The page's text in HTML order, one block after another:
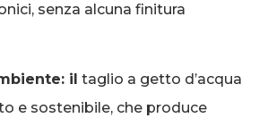
senza alcuna finitura
il taglio a getto d’acqua
e sostenibile, che produce